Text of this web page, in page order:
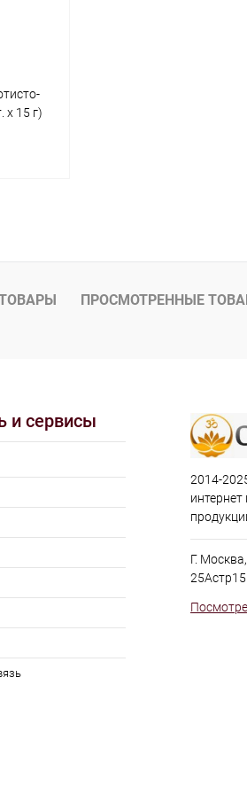
х 15 г)
ПРОСМОТРЕННЫЕ
и сервисы
2014-
Г.
25Астр15